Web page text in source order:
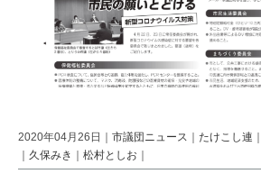
2020年04月26日｜ 市議団ニュース たけこし連
久保みき 松村としお